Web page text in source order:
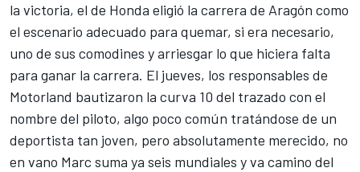
la victoria, el de Honda eligió la carrera de Aragón como
el escenario adecuado para quemar, si era necesario,
uno de sus comodines y arriesgar lo que hiciera falta
para ganar la carrera. El jueves, los responsables de
Motorland bautizaron la curva 10 del trazado con el
nombre del piloto, algo poco común tratándose de un
deportista tan joven, pero absolutamente merecido, no
en vano Marc suma ya seis mundiales y va camino del